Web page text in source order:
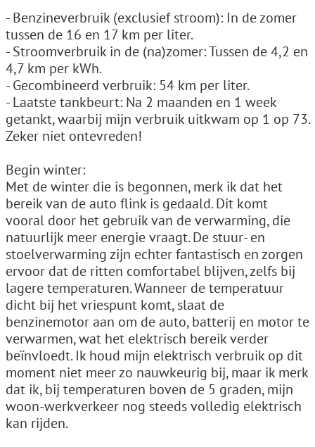
- Benzineverbruik (exclusief stroom): In de zomer
tussen de 16 en 17 km per liter.
- Stroomverbruik in de (na)zomer: Tussen de 4,2 en
4,7 km per kWh.
- Gecombineerd verbruik: 54 km per liter.
- Laatste tankbeurt: Na 2 maanden en 1 week
getankt, waarbij mijn verbruik uitkwam op 1 op 73.
Zeker niet ontevreden!
Begin winter:
Met de winter die is begonnen, merk ik dat het
bereik van de auto flink is gedaald. Dit komt
vooral door het gebruik van de verwarming, die
natuurlijk meer energie vraagt. De stuur- en
stoelverwarming zijn echter fantastisch en zorgen
ervoor dat de ritten comfortabel blijven, zelfs bij
lagere temperaturen. Wanneer de temperatuur
dicht bij het vriespunt komt, slaat de
benzinemotor aan om de auto, batterij en motor te
verwarmen, wat het elektrisch bereik verder
beïnvloedt. Ik houd mijn elektrisch verbruik op dit
moment niet meer zo nauwkeurig bij, maar ik merk
dat ik, bij temperaturen boven de 5 graden, mijn
woon-werkverkeer nog steeds volledig elektrisch
kan rijden.